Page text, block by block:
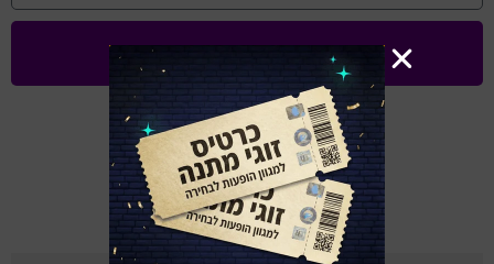
שלחו לי עדכונים ומבצעים
באפשרותך להסיר את עצמך בכל עת
עד 80% הנחה למגוון מופעים
(השירות ללא עלות)